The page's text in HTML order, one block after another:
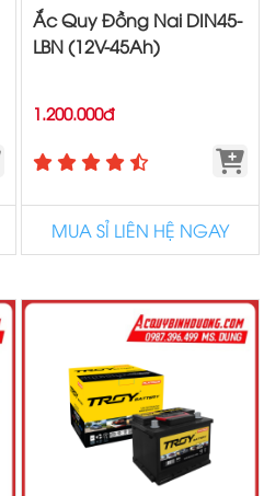
Ắc Quy Đồng Nai DIN45-
LBN (12V-45Ah)
1.200.000đ
MUA SỈ LIÊN HỆ NGAY